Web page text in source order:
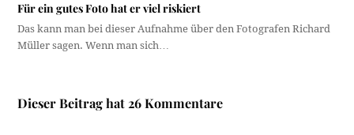
Für ein gutes Foto hat er viel riskiert
Das kann man bei dieser Aufnahme über den Fotografen Richard
Müller sagen. Wenn man sich…
Dieser Beitrag hat 26 Kommentare